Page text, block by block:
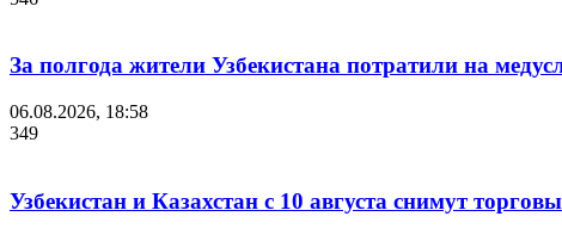
За полгода жители Узбекистана потратили на
06.08.2026, 18:58
349
Узбекистан и Казахстан с 10 августа снимут